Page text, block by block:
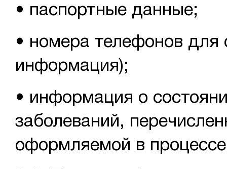
• паспортные данные;
• номера телефонов для
информация);
• информация о
заболеваний,
оформляемой в